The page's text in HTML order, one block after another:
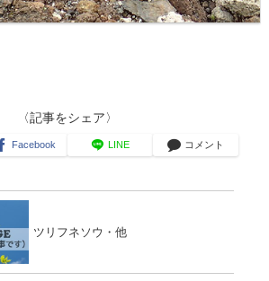
〈記事をシェア〉
Facebook LINE コメント
ツリフネソウ・他